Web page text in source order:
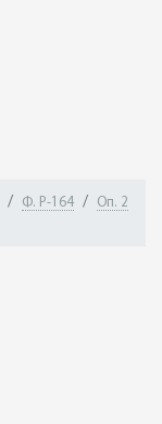
Ф. Р-164 Оп. 2